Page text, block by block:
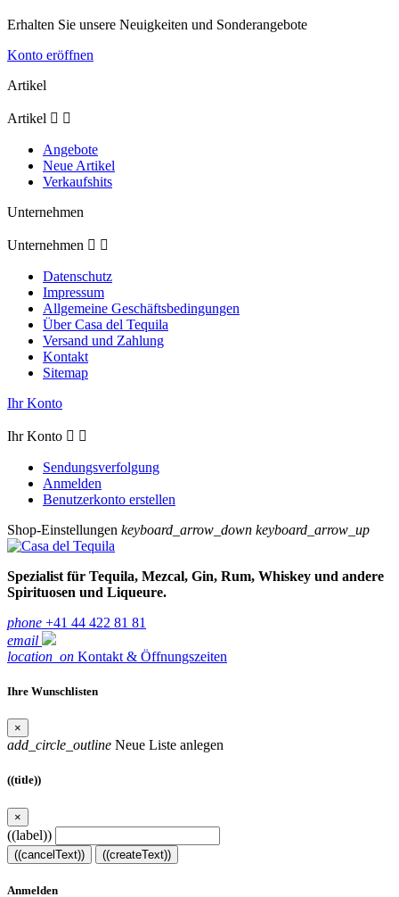
Erhalten Sie unsere Neuigkeiten und Sonderangebote
Konto eröffnen
Artikel
Artikel  
Angebote
Neue Artikel
Verkaufshits
Unternehmen
Unternehmen  
Datenschutz
Impressum
Allgemeine Geschäftsbedingungen
Über Casa del Tequila
Versand und Zahlung
Kontakt
Sitemap
Ihr Konto
Ihr Konto  
Sendungsverfolgung
Anmelden
Benutzerkonto erstellen
Shop-Einstellungen keyboard_arrow_down keyboard_arrow_up
Spezialist für Tequila, Mezcal, Gin, Rum, Whiskey und andere
Spirituosen und Liqueure.
phone +41 44 422 81 81
email
location_on Kontakt & Öffnungszeiten
Ihre Wunschlisten
×
add_circle_outline Neue Liste anlegen
((title))
×
((label))
((cancelText)) ((createText))
Anmelden